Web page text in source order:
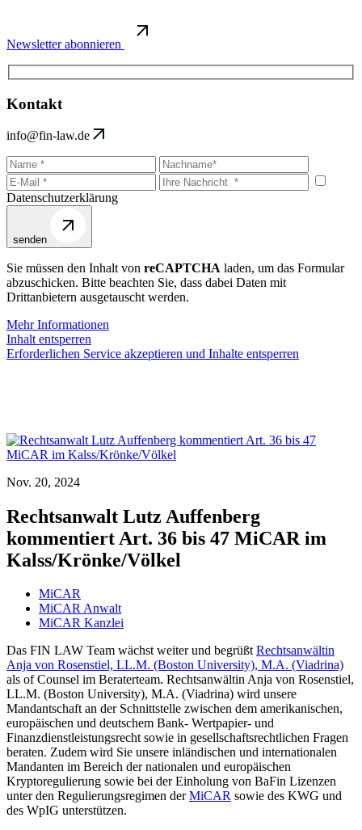
Newsletter abonnieren
Kontakt
info@fin-law.de
Datenschutzerklärung
senden
Sie müssen den Inhalt von reCAPTCHA laden, um das Formular
abzuschicken. Bitte beachten Sie, dass dabei Daten mit
Drittanbietern ausgetauscht werden.
Mehr Informationen
Inhalt entsperren
Erforderlichen Service akzeptieren und Inhalte entsperren
Nov. 20, 2024
Rechtsanwalt Lutz Auffenberg
kommentiert Art. 36 bis 47 MiCAR im
Kalss/Krönke/Völkel
MiCAR
MiCAR Anwalt
MiCAR Kanzlei
Das FIN LAW Team wächst weiter und begrüßtRechtsanwältin
Anja von Rosenstiel, LL.M. (Boston University), M.A. (Viadrina)
als of Counsel im Beraterteam. Rechtsanwältin Anja von Rosenstiel,
LL.M. (Boston University), M.A. (Viadrina) wird unsere
Mandantschaft an der Schnittstelle zwischen dem amerikanischen,
europäischen und deutschem Bank- Wertpapier- und
Finanzdienstleistungsrecht sowie in gesellschaftsrechtlichen Fragen
beraten. Zudem wird Sie unsere inländischen und internationalen
Mandanten im Bereich der nationalen und europäischen
Kryptoregulierung sowie bei der Einholung von BaFin Lizenzen
unter den Regulierungsregimen derMiCAR sowie des KWG und
des WpIG unterstützen.